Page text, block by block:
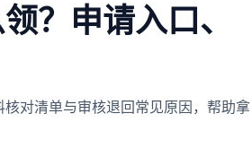
？申请入口、
对清单与审核退回常见原因，帮助拿